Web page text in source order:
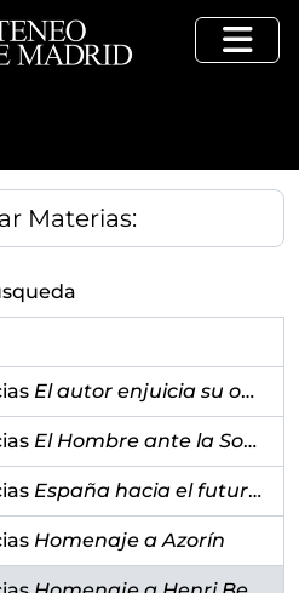
Materias:
El autor enjuicia su obra
El Hombre ante la Sociedad de Masas
España hacia el futuro
Homenaje a Azorín